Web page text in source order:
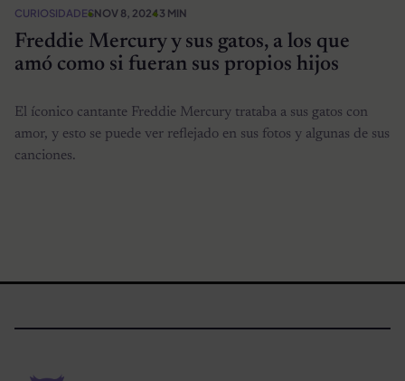
CURIOSIDADESNOV 8, 20243 MIN
Freddie Mercury y sus gatos, a los que
amó como si fueran sus propios hijos
El íconico cantante Freddie Mercury trataba a sus gatos con
amor, y esto se puede ver reflejado en sus fotos y algunas de sus
canciones.